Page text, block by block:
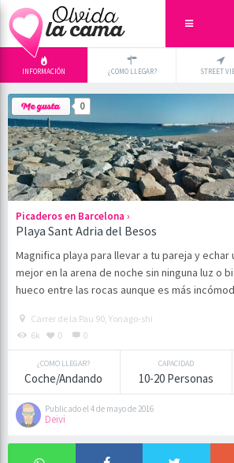
INFORMACIÓN ¿COMO LLEGAR? STREET
0
Picaderos en Barcelona ›
Playa Sant Adria del Besos
Magnifica playa para llevar a tu pareja y echar
mejor en la arena de noche sin ninguna luz o
hueco entre las rocas aunque es más
Carrer de la Pau 90, Yonago-shi
6k
0 0
¿COMO LLEGAR?
Coche/Andando
CAPACIDAD
10-20 Personas
Publicado el 4 de mayo de 2016
Deivi
-